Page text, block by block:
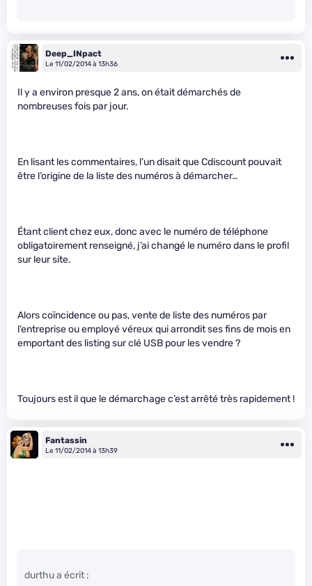
Deep_INpact
Le 11/02/2014 à 13h36
Il y a environ presque 2 ans, on était démarchés de
nombreuses fois par jour.
En lisant les commentaires, l’un disait que Cdiscount pouvait
être l’origine de la liste des numéros à démarcher…
Étant client chez eux, donc avec le numéro de téléphone
obligatoirement renseigné, j’ai changé le numéro dans le profil
sur leur site.
Alors coïncidence ou pas, vente de liste des numéros par
l’entreprise ou employé véreux qui arrondit ses fins de mois en
emportant des listing sur clé USB pour les vendre ?
Toujours est il que le démarchage c’est arrêté très rapidement !
Fantassin
Le 11/02/2014 à 13h39
durthu a écrit :